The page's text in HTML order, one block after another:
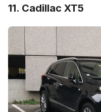
11. Cadillac XT5